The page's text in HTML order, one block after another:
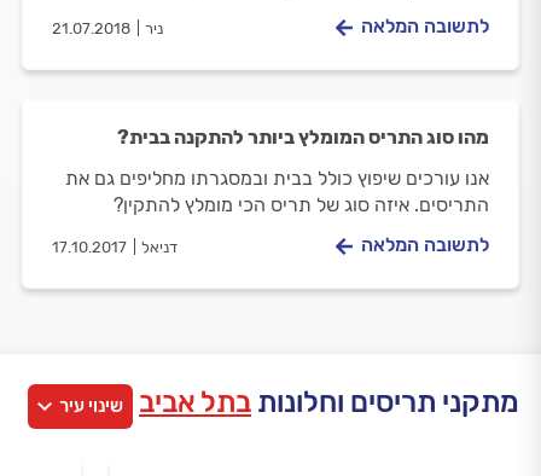
ניר 21.07.2018 לתשובה המלאה
מהו סוג התריס המומלץ ביותר להתקנה בבית?
אנו עורכים שיפוץ כולל בבית ובמסגרתו מחליפים גם את
התריסים. איזה סוג של תריס הכי מומלץ להתקין?
דניאל 17.10.2017 לתשובה המלאה
מתקני תריסים וחלונות בתל אביב שינוי עיר